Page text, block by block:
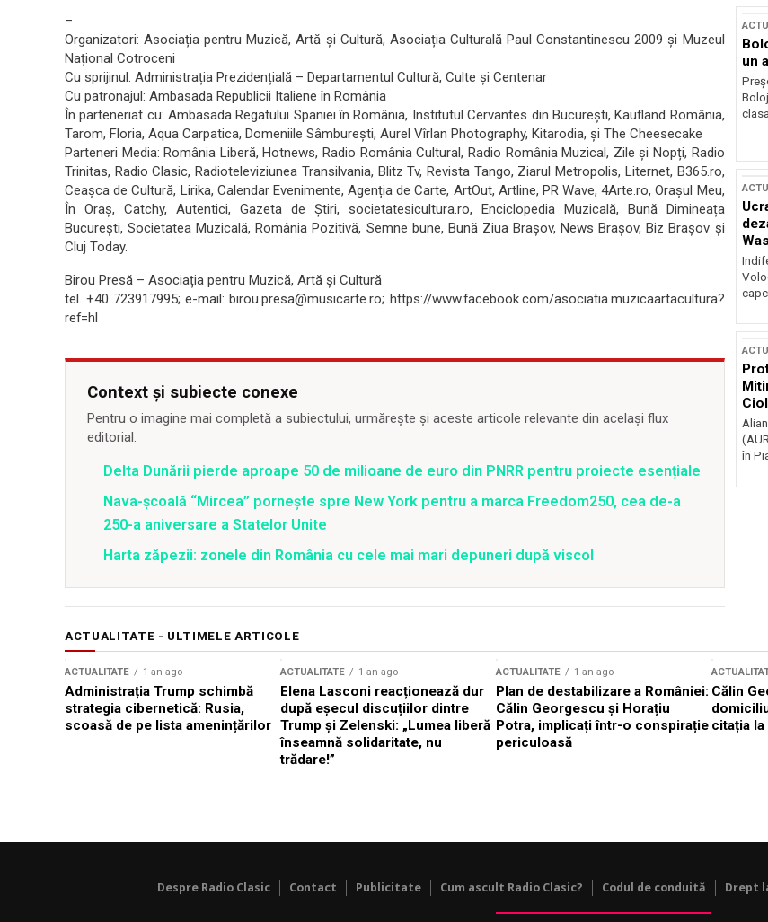
–
Organizatori: Asociația pentru Muzică, Artă și Cultură, Asociația Culturală Paul Constantinescu 2009 și Muzeul
Național Cotroceni
Cu sprijinul: Administrația Prezidențială – Departamentul Cultură, Culte și Centenar
Cu patronajul: Ambasada Republicii Italiene în România
În parteneriat cu: Ambasada Regatului Spaniei în România, Institutul Cervantes din București, Kaufland România,
Tarom, Floria, Aqua Carpatica, Domeniile Sâmburești, Aurel Vîrlan Photography, Kitarodia, și The Cheesecake
Parteneri Media: România Liberă, Hotnews, Radio România Cultural, Radio România Muzical, Zile și Nopți, Radio
Trinitas, Radio Clasic, Radioteleviziunea Transilvania, Blitz Tv, Revista Tango, Ziarul Metropolis, Liternet, B365.ro,
Ceașca de Cultură, Lirika, Calendar Evenimente, Agenția de Carte, ArtOut, Artline, PR Wave, 4Arte.ro, Orașul Meu,
În Oraș, Catchy, Autentici, Gazeta de Știri, societatesicultura.ro, Enciclopedia Muzicală, Bună Dimineața
București, Societatea Muzicală, România Pozitivă, Semne bune, Bună Ziua Brașov, News Brașov, Biz Brașov și
Cluj Today.
Birou Presă – Asociația pentru Muzică, Artă și Cultură
tel. +40 723917995; e-mail: birou.presa@musicarte.ro; https://www.facebook.com/asociatia.muzicaartacultura?
ref=hl
Context și subiecte conexe
Pentru o imagine mai completă a subiectului, urmărește și aceste articole relevante din același flux
editorial.
Delta Dunării pierde aproape 50 de milioane de euro din PNRR pentru proiecte esențiale
Nava-școală “Mircea” pornește spre New York pentru a marca Freedom250, cea de-a
250-a aniversare a Statelor Unite
Harta zăpezii: zonele din România cu cele mai mari depuneri după viscol
un
în
ACTUALITATE - ULTIMELE ARTICOLE
ACTUALITATE 1 an ago
Administrația Trump schimbă
strategia cibernetică: Rusia,
scoasă de pe lista amenințărilor
ACTUALITATE 1 an ago
Elena Lasconi reacționează dur
după eșecul discuțiilor dintre
Trump și Zelenski: „Lumea liberă
înseamnă solidaritate, nu
trădare!”
ACTUALITATE 1 an ago
Plan de destabilizare a României:
Călin Georgescu și Horațiu
Potra, implicați într-o conspirație
periculoasă
Călin
citația la
Despre Radio Clasic Contact Publicitate Cum ascult Radio Clasic? Codul de conduită Drept